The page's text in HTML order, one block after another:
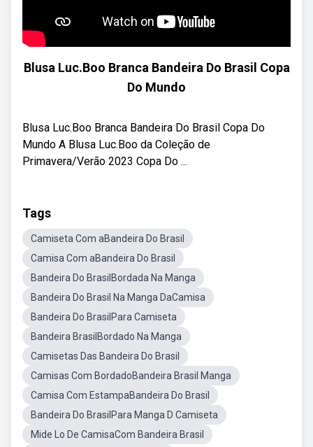
Blusa Luc.Boo Branca Bandeira Do Brasil Copa
Do Mundo
Blusa Luc.Boo Branca Bandeira Do Brasil Copa Do
Mundo A Blusa Luc.Boo da Coleção de
Primavera/Verão 2023 Copa Do ...
Tags
Camiseta Com aBandeira Do Brasil
Camisa Com aBandeira Do Brasil
Bandeira Do BrasilBordada Na Manga
Bandeira Do Brasil Na Manga DaCamisa
Bandeira Do BrasilPara Camiseta
Bandeira BrasilBordado Na Manga
Camisetas Das Bandeira Do Brasil
Camisas Com BordadoBandeira Brasil Manga
Camisa Com EstampaBandeira Do Brasil
Bandeira Do BrasilPara Manga D Camiseta
Mide Lo De CamisaCom Bandeira Brasil